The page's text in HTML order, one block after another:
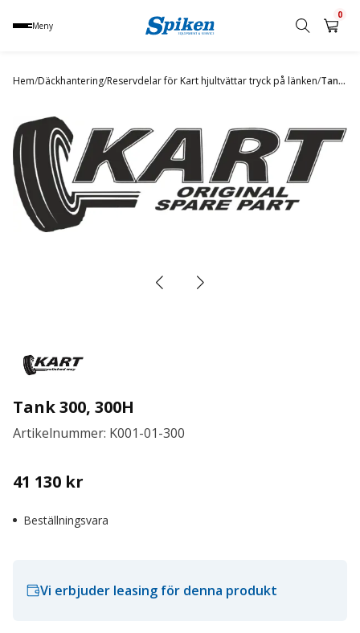
Meny
namn,
eller
varumärke
0
Hem/Däckhantering/Reservdelar för Kart hjultvättar tryck på länken/ Tank 300, 300H
Tank 300, 300H
Artikelnummer: K001-01-300
41 130 kr
Beställningsvara
Vi erbjuder leasing för denna produkt